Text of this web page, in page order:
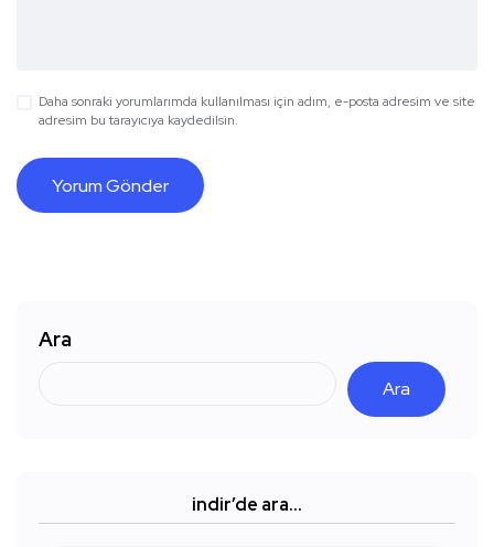
Daha sonraki yorumlarımda kullanılması için adım, e-posta adresim ve site
adresim bu tarayıcıya kaydedilsin.
Ara
Ara
indir’de ara…